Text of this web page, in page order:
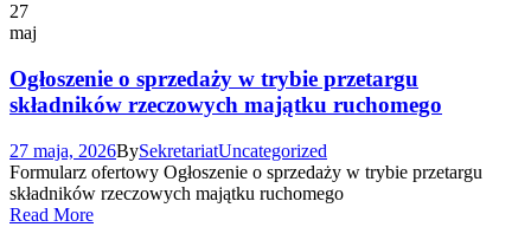
27
maj
Ogłoszenie o sprzedaży w trybie przetargu
składników rzeczowych majątku ruchomego
27 maja, 2026BySekretariatUncategorized
Formularz ofertowy Ogłoszenie o sprzedaży w trybie przetargu
składników rzeczowych majątku ruchomego
Read More